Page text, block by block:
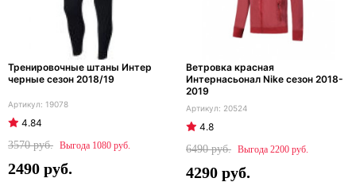
Тренировочные штаны Интер
черные сезон 2018/19
19078
4.84
3570
1080
2490
Ветровка красная
Интернасьонал Nike сезон 2018-
2019
20524
4.8
6490
2200
4290